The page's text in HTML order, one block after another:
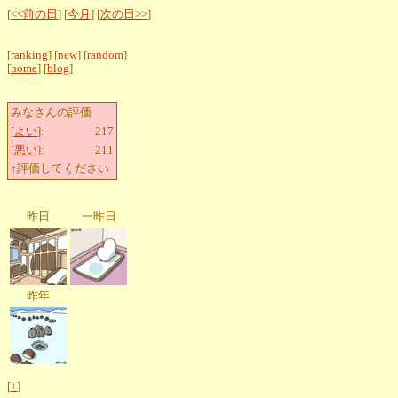
[<<前の日 ] [今月 ] [次の日>>]
[ranking] [new] [random]
[home] [blog]
みなさんの評価
[よい]:
217
[悪い]:
211
↑評価してください
昨日 一昨日
昨年
[+]